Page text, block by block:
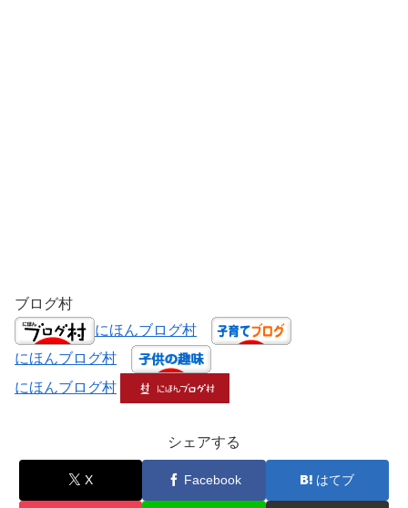
ブログ村
にほんブログ村
にほんブログ村
にほんブログ村
シェアする
X Facebook はてブ